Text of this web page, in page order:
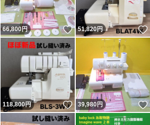
いいね！
66,800円 いいね！
51,820円
いいね！
118,800円 いいね！
39,980円